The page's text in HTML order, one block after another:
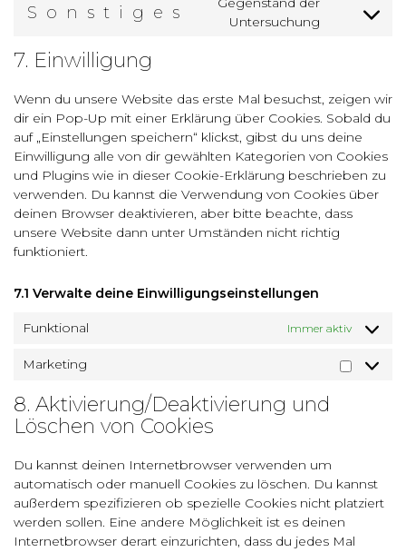
youtube
Sonstiges
Untersuchung
Consent
7. Einwilligung
Wenn du unsere Website das erste Mal besuchst, zeigen wir
dir ein Pop-Up mit einer Erklärung über Cookies. Sobald du
auf „Einstellungen speichern“ klickst, gibst du uns deine
Einwilligung alle von dir gewählten Kategorien von Cookies
und Plugins wie in dieser Cookie-Erklärung beschrieben zu
verwenden. Du kannst die Verwendung von Cookies über
deinen Browser deaktivieren, aber bitte beachte, dass
unsere Website dann unter Umständen nicht richtig
funktioniert.
7.1 Verwalte deine Einwilligungseinstellungen
Funktional Immer aktiv
Marketing Marketing
8. Aktivierung/Deaktivierung und
Löschen von Cookies
Du kannst deinen Internetbrowser verwenden um
automatisch oder manuell Cookies zu löschen. Du kannst
außerdem spezifizieren ob spezielle Cookies nicht platziert
werden sollen. Eine andere Möglichkeit ist es deinen
Internetbrowser derart einzurichten, dass du jedes Mal